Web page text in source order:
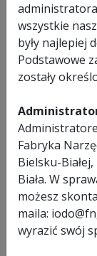
wszystkie
były najlepiej
Podstawowe
zostały
Fabryka
Bielsku-
Biała. W
możesz
maila:
wyrazić swój
Model ABS
przecinarek
również
rozwiązania:
- NG (New
nowa generacja
przecinarkach
rozwiązanie
60% w
taśmową.
- ABS
się
systemu
założeniu
bez obecności